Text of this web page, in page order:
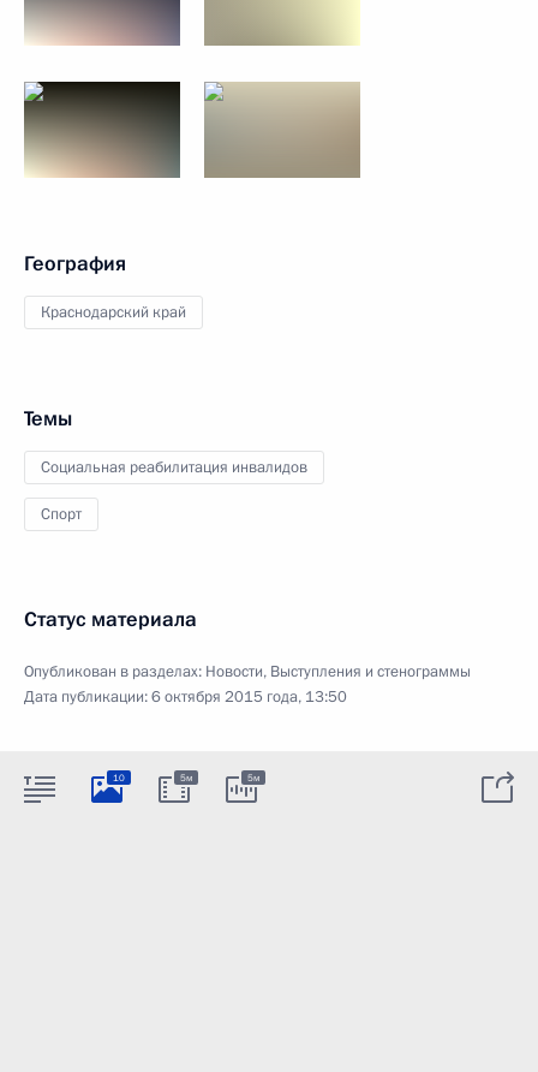
География
Краснодарский край
Темы
Социальная реабилитация инвалидов
Спорт
Статус материала
Опубликован в разделах: Новости, Выступления и стенограммы
Дата публикации:6 октября 2015 года, 13:50
10 5м 5м